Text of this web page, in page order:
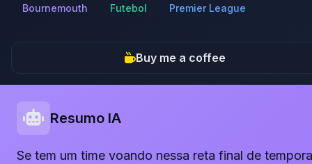
Bournemouth Futebol Premier League
Buy me a coffee
Resumo IA
Se tem um time voando nessa reta final de